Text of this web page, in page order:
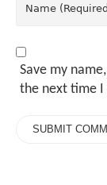
Save my
the next time